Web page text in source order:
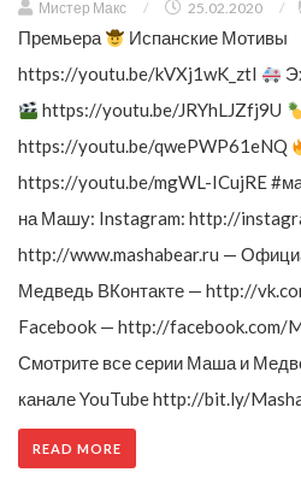
Мистер Макс / 25.02.2020 /
Премьера
Испанские Мотивы
https://youtu.be/kVXj1wK_ztI
https://youtu.be/JRYhLJZfj9U
https://youtu.be/qwePWP61eNQ
https://youtu.be/mgWL-ICujRE
на Машу: Instagram: http://
http://www.mashabear.ru —
Медведь ВКонтакте — http://
Facebook — http://facebook.com/
Смотрите все серии Маша и
канале YouTube http://bit.ly/
READ MORE